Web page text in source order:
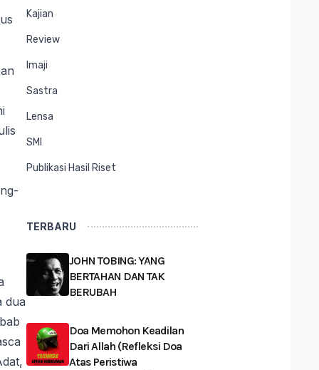
dua
Kajian
Review
Imaji
Sastra
Lensa
SMI
Publikasi Hasil Riset
TERBARU
JOHN TOBING: YANG
BERTAHAN DAN TAK
BERUBAH
Doa Memohon Keadilan
Dari Allah (Refleksi Doa
Atas Peristiwa